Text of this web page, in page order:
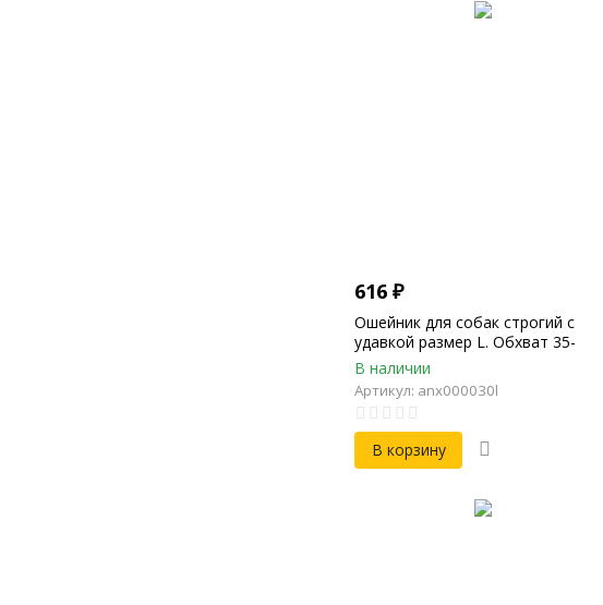
616 ₽
Ошейник для собак строгий с
удавкой размер L. Обхват 35-
58см, Ширина 27мм, Толщина
3мм
В наличии
Артикул: anx000030l
В корзину